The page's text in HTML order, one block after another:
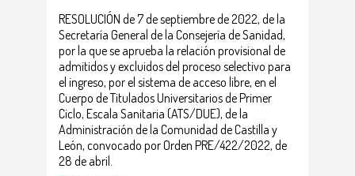
RESOLUCIÓN de 7 de septiembre de 2022, de la
Secretaría General de la Consejería de Sanidad,
por la que se aprueba la relación provisional de
admitidos y excluidos del proceso selectivo para
el ingreso, por el sistema de acceso libre, en el
Cuerpo de Titulados Universitarios de Primer
Ciclo, Escala Sanitaria (ATS/DUE), de la
Administración de la Comunidad de Castilla y
León, convocado por Orden PRE/422/2022, de
28 de abril.